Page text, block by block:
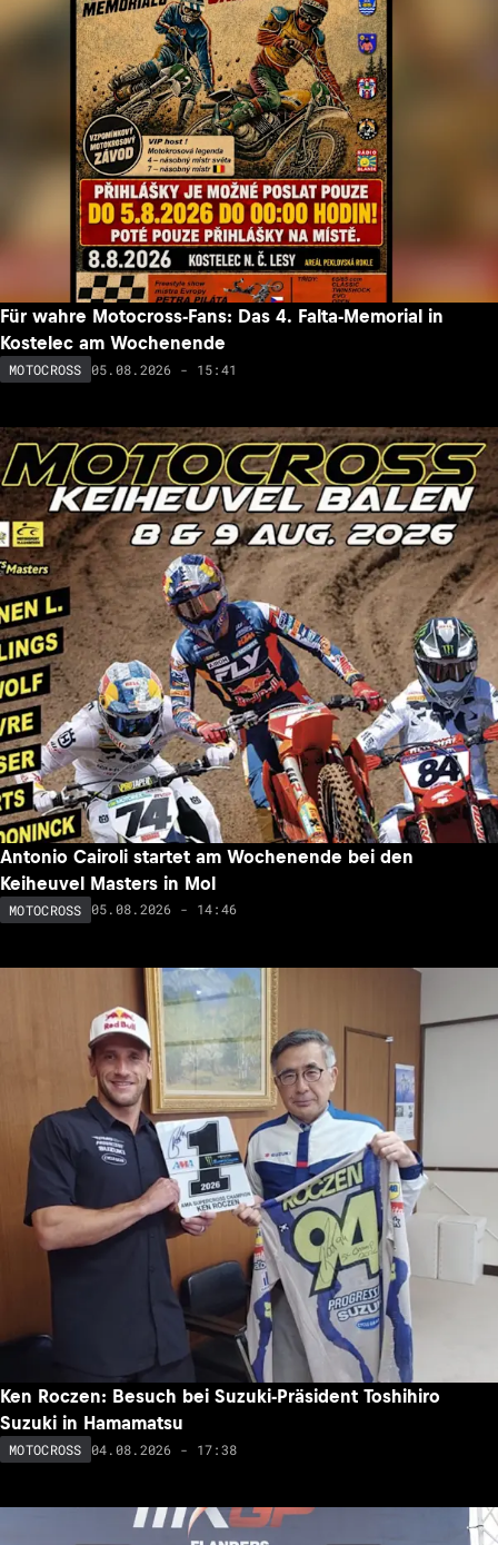
Für wahre Motocross-Fans: Das 4. Falta-Memorial in
Kostelec am Wochenende
MOTOCROSS 05.08.2026 - 15:41
Antonio Cairoli startet am Wochenende bei den
Keiheuvel Masters in Mol
MOTOCROSS 05.08.2026 - 14:46
Ken Roczen: Besuch bei Suzuki-Präsident Toshihiro
Suzuki in Hamamatsu
MOTOCROSS 04.08.2026 - 17:38